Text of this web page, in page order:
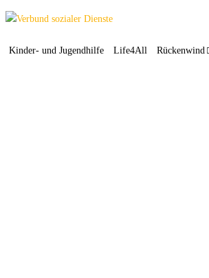
Kinder- und Jugendhilfe Life4All Rückenwind